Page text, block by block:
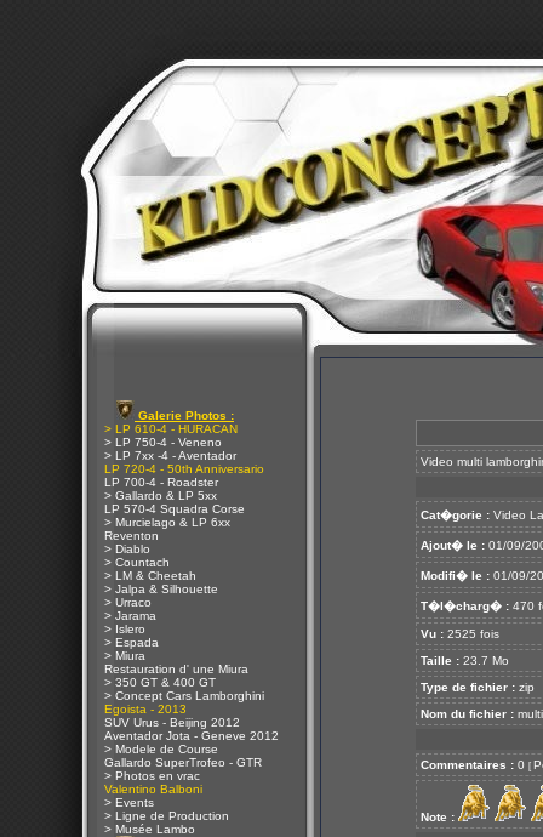
Galerie Photos :
> LP 610-4 - HURACAN
> LP 750-4 - Veneno
> LP 7xx -4 - Aventador
LP 720-4 - 50th Anniversario
LP 700-4 - Roadster
> Gallardo & LP 5xx
LP 570-4 Squadra Corse
> Murcielago & LP 6xx
Reventon
> Diablo
> Countach
> LM & Cheetah
> Jalpa & Silhouette
> Urraco
> Jarama
> Islero
> Espada
> Miura
Restauration d' une Miura
> 350 GT & 400 GT
> Concept Cars Lamborghini
Egoista - 2013
SUV Urus - Beijing 2012
Aventador Jota - Geneve 2012
> Modele de Course
Gallardo SuperTrofeo - GTR
> Photos en vrac
Valentino Balboni
> Events
> Ligne de Production
> Musée Lambo
Video multi
Cat�gorie : Video
Ajout� le :01/09/
Modifi� le :01/09/
T�l�charg� :470
Vu :2525 fois
Taille :23.7 Mo
Type de fichier :zip
Nom du fichier :
Commentaires :0 [
Note :